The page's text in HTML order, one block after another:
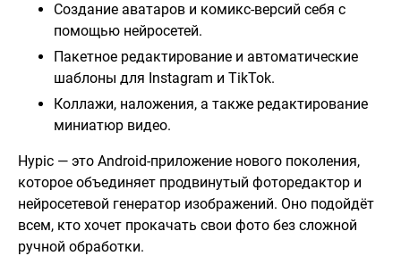
Создание аватаров и комикс-версий себя с
помощью нейросетей.
Пакетное редактирование и автоматические
шаблоны для Instagram и TikTok.
Коллажи, наложения, а также редактирование
миниатюр видео.
Hypic — это Android-приложение нового поколения,
которое объединяет продвинутый фоторедактор и
нейросетевой генератор изображений. Оно подойдёт
всем, кто хочет прокачать свои фото без сложной
ручной обработки.